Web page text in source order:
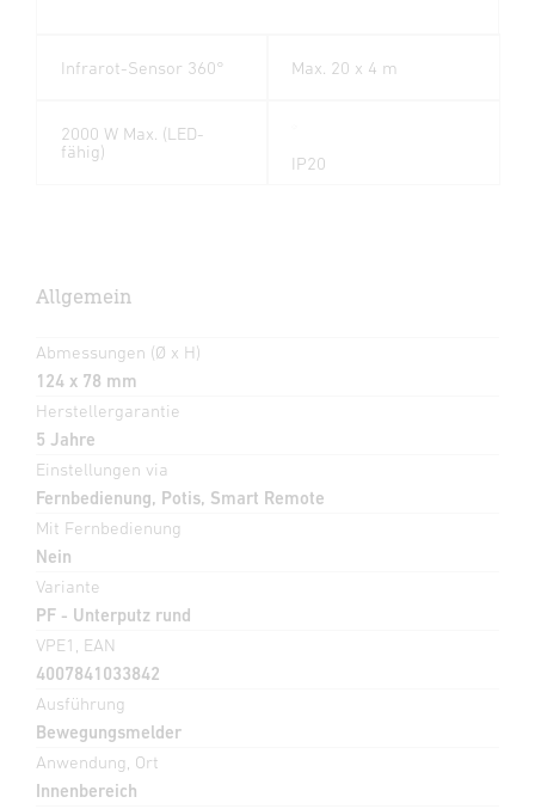
Infrarot-Sensor 360° Max. 20 x 4 m
2000 W Max. (LED-
fähig)
IP20
Allgemein
Abmessungen (Ø x H)
124 x 78 mm
Herstellergarantie
5 Jahre
Einstellungen via
Fernbedienung, Potis, Smart Remote
Mit Fernbedienung
Nein
Variante
PF - Unterputz rund
VPE1, EAN
4007841033842
Ausführung
Bewegungsmelder
Anwendung, Ort
Innenbereich